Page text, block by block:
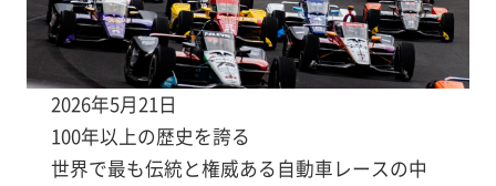
2026年5月21日
100年以上の歴史を誇る
世界で最も伝統と権威ある自動車レースの中